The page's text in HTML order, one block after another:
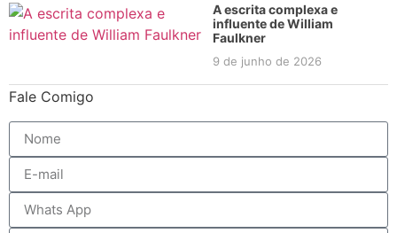
A escrita complexa e
influente de William
Faulkner
9 de junho de 2026
Fale Comigo